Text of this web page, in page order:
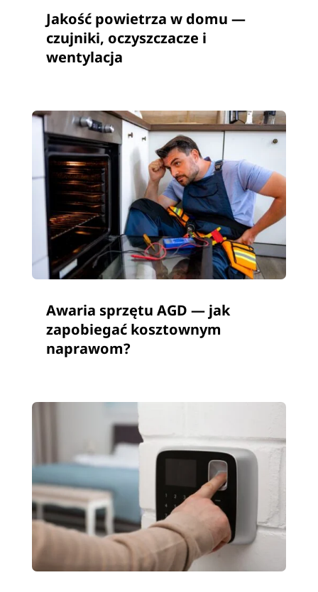
Jakość powietrza w domu —
czujniki, oczyszczacze i
wentylacja
Awaria sprzętu AGD — jak
zapobiegać kosztownym
naprawom?